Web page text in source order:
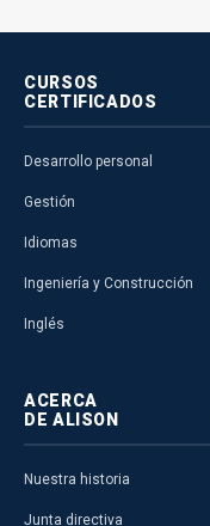
CURSOS
CERTIFICADOS
Desarrollo personal
Gestión
Idiomas
Ingeniería y Construcción
Inglés
ACERCA
DE ALISON
Nuestra historia
Junta directiva